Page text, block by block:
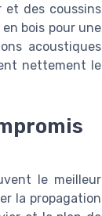
et des coussins
bois pour une
acoustiques
nettement le
le meilleur
la propagation